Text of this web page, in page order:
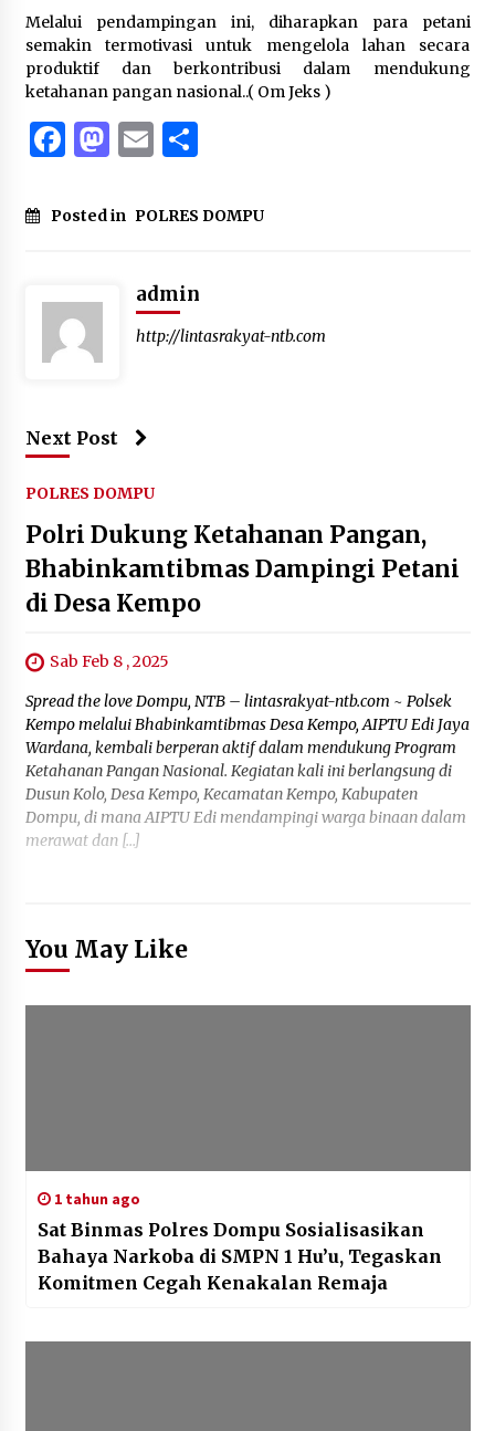
Melalui pendampingan ini, diharapkan para petani
semakin termotivasi untuk mengelola lahan secara
produktif dan berkontribusi dalam mendukung
ketahanan pangan nasional..( Om Jeks )
Facebook
Mastodon
EmailShare
Posted in POLRES DOMPU
admin
http://lintasrakyat-ntb.com
Next Post
POLRES DOMPU
Polri Dukung Ketahanan Pangan,
Bhabinkamtibmas Dampingi Petani
di Desa Kempo
Sab Feb 8 , 2025
Spread the love Dompu, NTB – lintasrakyat-ntb.com ~ Polsek
Kempo melalui Bhabinkamtibmas Desa Kempo, AIPTU Edi Jaya
Wardana, kembali berperan aktif dalam mendukung Program
Ketahanan Pangan Nasional. Kegiatan kali ini berlangsung di
Dusun Kolo, Desa Kempo, Kecamatan Kempo, Kabupaten
Dompu, di mana AIPTU Edi mendampingi warga binaan dalam
merawat dan […]
You May Like
1 tahun ago
Sat Binmas Polres Dompu Sosialisasikan
Bahaya Narkoba di SMPN 1 Hu’u, Tegaskan
Komitmen Cegah Kenakalan Remaja